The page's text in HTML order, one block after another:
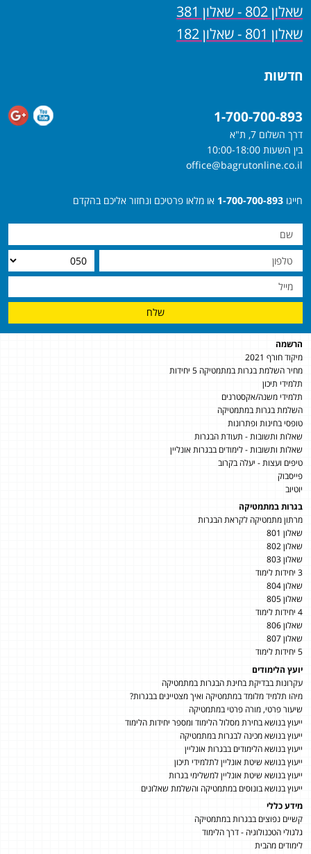
שאלון 802 - שאלון 381
שאלון 801 - שאלון 182
חדשות
1-700-700-893
דרך השלום 7, ת"א
בין השעות 10:00-18:00
office@bagrutonline.co.il
חייגו 1-700-700-893 או מלאו פרטיכם ונחזור אליכם בהקדם
שלח
הרשמה
מיקוד חורף 2021
מחיר השלמת בגרות במתמטיקה 5 יחידות
תלמידי תיכון
תלמידי משנה/אקסטרנים
השלמת בגרות במתמטיקה
טופסי בחינות ופתרונות
שאלות ותשובות - תעודת הבגרות
שאלות ותשובות - לימודים בבגרות אונליין
טיפים ועצות - יעלה בקרוב
פייסבוק
יוטיוב
בגרות במתמטיקה
מרתון מתמטיקה לקראת הבגרות
שאלון 801
שאלון 802
שאלון 803
3 יחידות לימוד
שאלון 804
שאלון 805
4 יחידות לימוד
שאלון 806
שאלון 807
5 יחידות לימוד
יועץ הלימודים
עקרונות בבדיקת בחינת הבגרות במתמטיקה
מיהו תלמיד מלומד במתמטיקה ואיך מצטיינים בבגרות?
שיעור פרטי, מורה פרטי במתמטיקה
ייעוץ בנושא בחירת מסלול הלימוד ומספר יחידות הלימוד
ייעוץ בנושא מכינה לבגרות במתמטיקה
ייעוץ בנושא הלימודים בבגרות אונליין
ייעוץ בנושא שיטת אונליין לתלמידי תיכון
ייעוץ בנושא שיטת אונליין למשלימי בגרות
ייעוץ בנושא בונוסים במתמטיקה והשלמת שאלונים
מידע כללי
קשיים נפוצים בבגרות במתמטיקה
גלגולי הטכנולוגיה - דרך הלימוד
לימודים מהבית